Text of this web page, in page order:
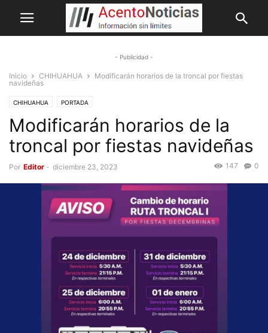
- Publicidad -
Inicio CHIHUAHUA
Modificarán horarios de la troncal por fiestas
navideñas
CHIHUAHUA PORTADA
Modificarán horarios de la
troncal por fiestas navideñas
Por Editor - diciembre 23, 2023 0
147